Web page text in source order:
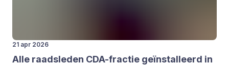
21 apr 2026
Alle raads­le­den CDA-frac­tie geïn­stal­leerd in